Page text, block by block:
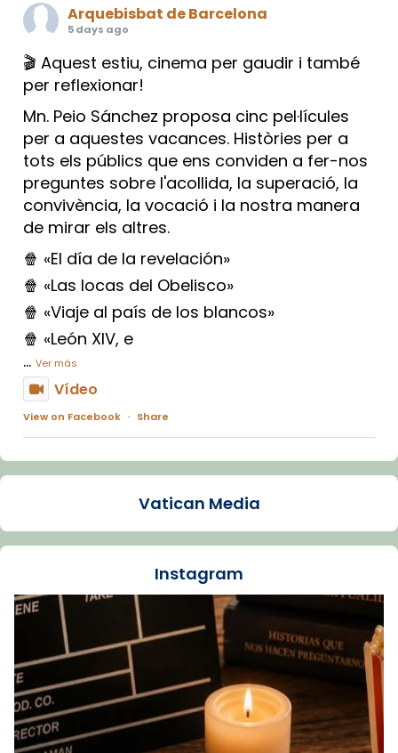
Arquebisbat de Barcelona
5 days ago
🎬 Aquest estiu, cinema per gaudir i també
per reflexionar!
Mn. Peio Sánchez proposa cinc pel·lícules
per a aquestes vacances. Històries per a
tots els públics que ens conviden a fer-nos
preguntes sobre l'acollida, la superació, la
convivència, la vocació i la nostra manera
de mirar els altres.
🍿 «El día de la revelación»
🍿 «Las locas del Obelisco»
🍿 «Viaje al país de los blancos»
🍿 «León XIV, e
... Ver más
Vídeo
View on Facebook · Share
Arquebisbat de Barcelona
La Carmina va patir depressió. Fa gairebé
dos mesos, a l'Estadi Lluís Companys, la
Recupera l'entrevista comp
Vatican
tican News 👇
www.vaticannews.va/es/iglesia/news/2026-
07/carmina-historia-depresion-papa-viaje-
espana-testimoni...
Foto
Vatican Media
Instagram